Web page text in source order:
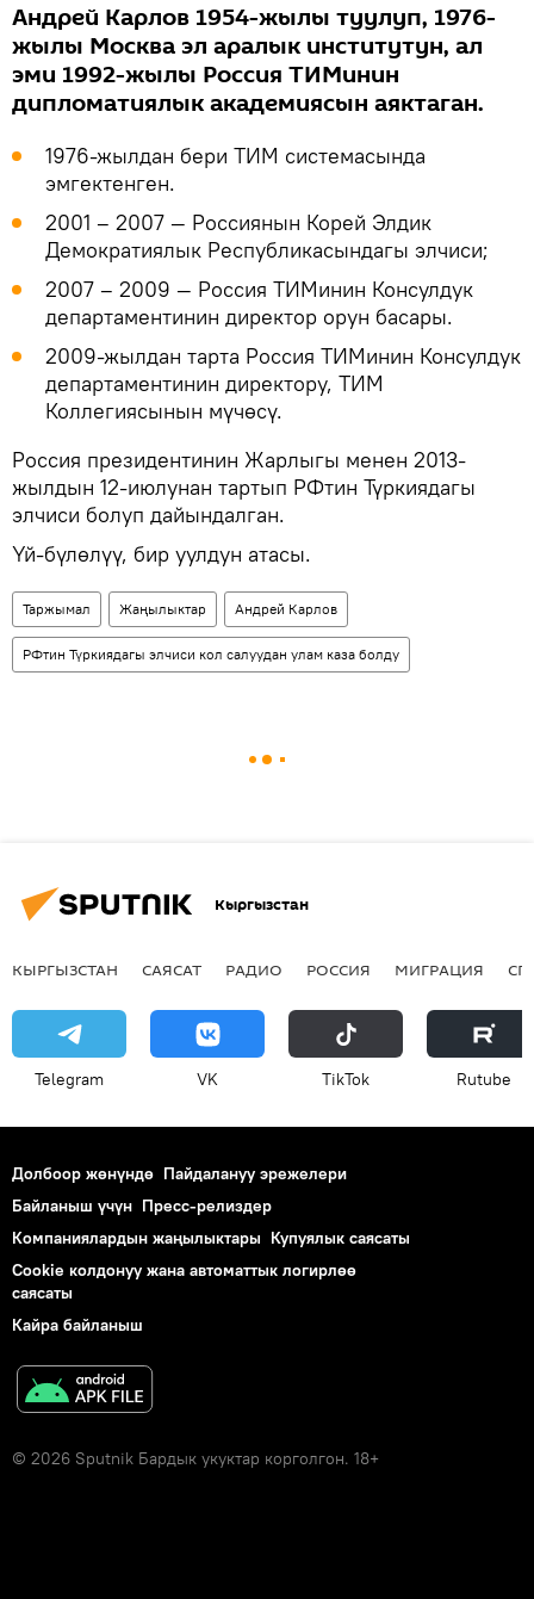
Андрей Карлов 1954-жылы туулуп, 1976-
жылы Москва эл аралык институтун, ал
эми 1992-жылы Россия ТИМинин
дипломатиялык академиясын аяктаган.
1976-жылдан бери ТИМ системасында
эмгектенген.
2001 – 2007 — Россиянын Корей Элдик
Демократиялык Республикасындагы элчиси;
2007 – 2009 — Россия ТИМинин Консулдук
департаментинин директор орун басары.
2009-жылдан тарта Россия ТИМинин Консулдук
департаментинин директору, ТИМ
Коллегиясынын мүчөсү.
Россия президентинин Жарлыгы менен 2013-
жылдын 12-июлунан тартып РФтин Түркиядагы
элчиси болуп дайындалган.
Үй-бүлөлүү, бир уулдун атасы.
Таржымал Жаңылыктар Андрей Карлов
РФтин Түркиядагы элчиси кол салуудан улам каза болду
Кыргызстан
КЫРГЫЗСТАН САЯСАТ РАДИО РОССИЯ МИГРАЦИЯ
Telegram VK ТikТоk Rutube
Долбоор жөнүндө Пайдалануу эрежелери
Байланыш үчүн Пресс-релиздер
Компаниялардын жаңылыктары Купуялык саясаты
Cookie колдонуу жана автоматтык логирлөө
саясаты
Кайра байланыш
© 2026 Sputnik Бардык укуктар корголгон. 18+